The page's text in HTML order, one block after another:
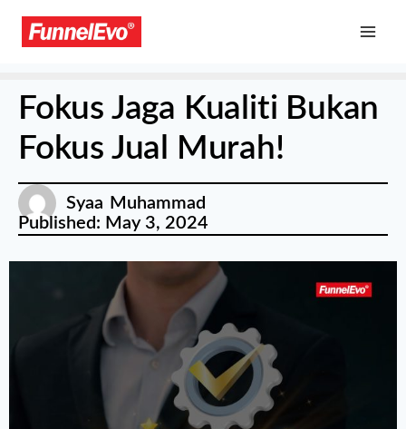
Fokus Jaga Kualiti Bukan
Fokus Jual Murah!
Syaa Muhammad
Published: May 3, 2024